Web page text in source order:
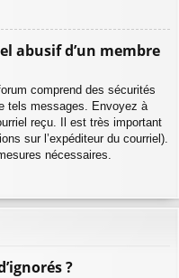
abusif d’un membre
comprend des sécurités
tels messages. Envoyez à
reçu. Il est très important
sur l’expéditeur du courriel).
nécessaires.
?